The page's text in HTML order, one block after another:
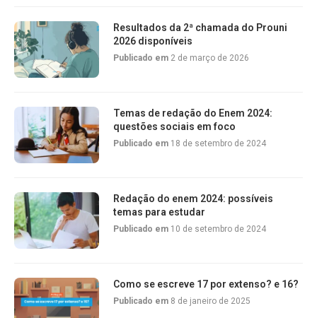
Resultados da 2ª chamada do Prouni
2026 disponíveis
Publicado em 2 de março de 2026
Temas de redação do Enem 2024:
questões sociais em foco
Publicado em 18 de setembro de 2024
Redação do enem 2024: possíveis
temas para estudar
Publicado em 10 de setembro de 2024
Como se escreve 17 por extenso? e 16?
Publicado em 8 de janeiro de 2025